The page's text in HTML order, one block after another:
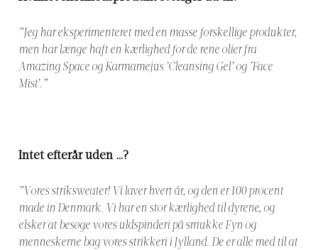
”Jeg har eksperimenteret med en masse forskellige produkter,
men har længe haft en kærlighed for de rene olier fra
Amazing Space og Karmamejus ’Cleansing Gel’ og ’Face
Mist’.”
Intet efterår uden …?
”Vores striksweater! Vi laver hvert år, og den er 100 procent
made in Denmark. Vi har en stor kærlighed til dyrene, og
elsker at besøge vores uldspinderi på smukke Fyn og
menneskerne bag vores strikkeri i Jylland. De er alle med til at